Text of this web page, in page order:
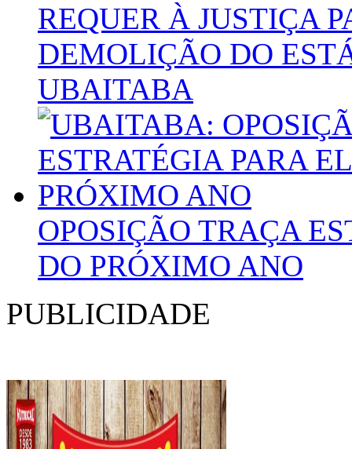
REQUER À JUSTIÇA
DEMOLIÇÃO DO
UBAITABA
OPOSIÇÃO TRAÇA
DO PRÓXIMO ANO
PUBLICIDADE